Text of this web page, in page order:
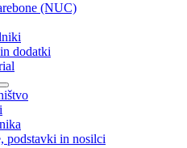
(NUC)
dodatki
podstavki in nosilci